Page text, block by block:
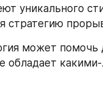
уникального
стратегию
может помочь
обладает